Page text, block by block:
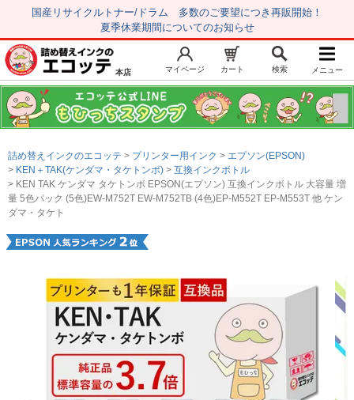
国産リサイクルトナー/ドラム 多数のご要望につき再販開始！
夏季休業期間についてのお知らせ
新規会員登録 マイページ
トップページ お気に入り
注文履歴 レビュー履歴
はじめての方へ
キャノンインク
エプソンインク
ブラザーインク
詰め替えインク
互換インクボトル
本店 マイページ カート 検索 メニュー
詰め替えインクのエコッテ プリンター用インク
エプソン(EPSON)
KEN＋TAK(ケンダマ・タケトンボ)
互換インクボトル
KEN TAK ケンダマ タケトンボ EPSON(エプソン) 互換インクボトル 大容量 増
量 5色パック (5色)EW-M752T EW-M752TB (4色)EP-M552T EP-M553T 他 ケン
ダマ・タケト